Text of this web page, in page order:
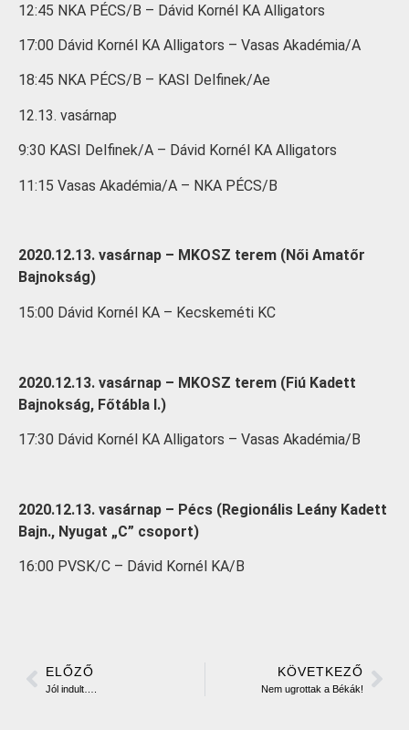
12:45 NKA PÉCS/B – Dávid Kornél KA Alligators
17:00 Dávid Kornél KA Alligators – Vasas Akadémia/A
18:45 NKA PÉCS/B – KASI Delfinek/Ae
12.13. vasárnap
9:30 KASI Delfinek/A – Dávid Kornél KA Alligators
11:15 Vasas Akadémia/A – NKA PÉCS/B
2020.12.13. vasárnap – MKOSZ terem (Női Amatőr
Bajnokság)
15:00 Dávid Kornél KA – Kecskeméti KC
2020.12.13. vasárnap – MKOSZ terem (Fiú Kadett
Bajnokság, Főtábla I.)
17:30 Dávid Kornél KA Alligators – Vasas Akadémia/B
2020.12.13. vasárnap – Pécs (Regionális Leány Kadett
Bajn., Nyugat „C” csoport)
16:00 PVSK/C – Dávid Kornél KA/B
ELŐZŐ
Jól indult….
KÖVETKEZŐ
Nem ugrottak a Békák!